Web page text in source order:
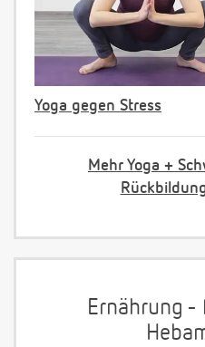
Yoga gegen Stress
Mehr Yoga +
Ernährung -